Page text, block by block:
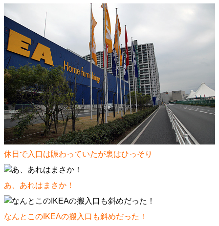
休日で入口は賑わっていたが裏はひっそり
あ、あれはまさか！
なんとこのIKEAの搬入口も斜めだった！